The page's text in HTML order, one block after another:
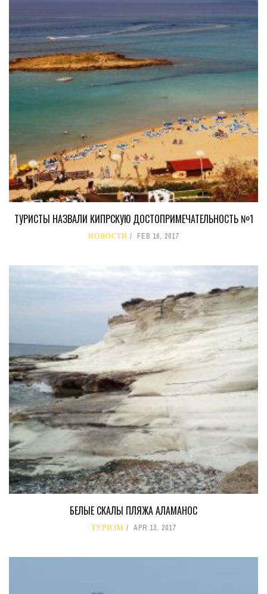
ТУРИСТЫ НАЗВАЛИ КИПРСКУЮ ДОСТОПРИМЕЧАТЕЛЬНОСТЬ №1
НОВОСТИ FEB 16, 2017
БЕЛЫЕ СКАЛЫ ПЛЯЖА АЛАМАНОС
ТУРИЗМ APR 13, 2017